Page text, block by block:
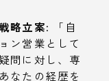
略立案: 「自
ン営業として
問に対し、専
なたの経歴を